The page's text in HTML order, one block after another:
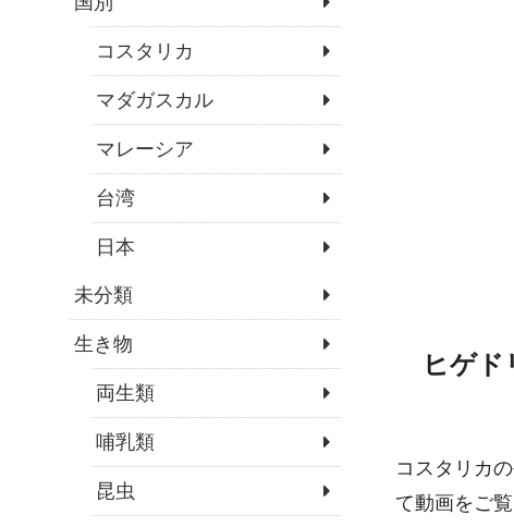
ヒゲド
コスタリカ
て動画をご
コスタリカ
マダガスカル
マレーシア
台湾
日本
未分類
生き物
両生類
哺乳類
昆虫